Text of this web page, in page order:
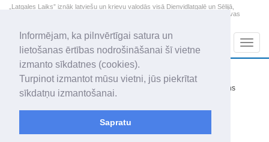
Informējam, ka pilnvērtīgai satura un
lietošanas ērtības nodrošināšanai šī vietne
izmanto sīkdatnes (cookies).
Turpinot izmantot mūsu vietni, jūs piekrītat
sīkdatņu izmantošanai.
Sapratu
„Latgales Laiks” iznāk latviešu un krievu valodās visā Dienvidlatgalē un Sēlijā,
„Latgales Laiks” latviešu valodā aptver Daugavpils valstspilsētu, Augšdaugavas
2026. gada 8. augusts
Sestdiena
Mudīte, Vladislava, Vladislavs
+14.4
nedaudz mākoņains